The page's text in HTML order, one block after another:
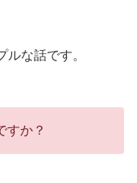
な話です。
すか？